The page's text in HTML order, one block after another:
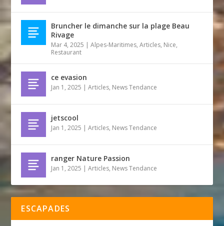
Bruncher le dimanche sur la plage Beau
Rivage
Mar 4, 2025 |Alpes-Maritimes,Articles, Nice,
Restaurant
ce evasion
Jan 1, 2025 |Articles, News Tendance
jetscool
Jan 1, 2025 |Articles, News Tendance
ranger Nature Passion
Jan 1, 2025 |Articles, News Tendance
ESCAPADES